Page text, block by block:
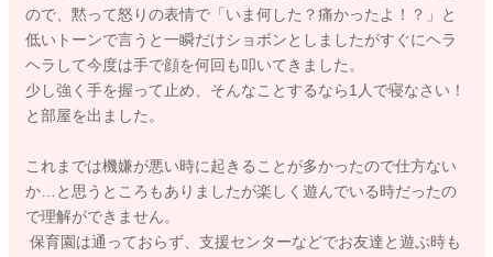
ので、黙って怒りの表情で「いま何した？痛かったよ！？」と
低いトーンで言うと一瞬だけショボンとしましたがすぐにヘラ
ヘラして今度は手で顔を何回も叩いてきました。
少し強く手を握って止め、そんなことするなら1人で寝なさい！
と部屋を出ました。
これまでは機嫌が悪い時に起きることが多かったので仕方ない
か…と思うところもありましたが楽しく遊んでいる時だったの
で理解ができません。
保育園は通っておらず、支援センターなどでお友達と遊ぶ時も